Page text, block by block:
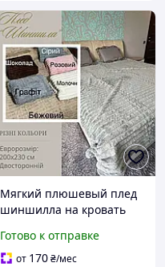
Мягкий плюшевый плед
шиншилла на кровать
Меховой плед-покрывало
двустороннее
Готово к отправке
от 170₴/мес